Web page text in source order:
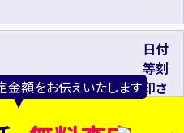
金額をお伝えいたします
日付
等刻
印さ